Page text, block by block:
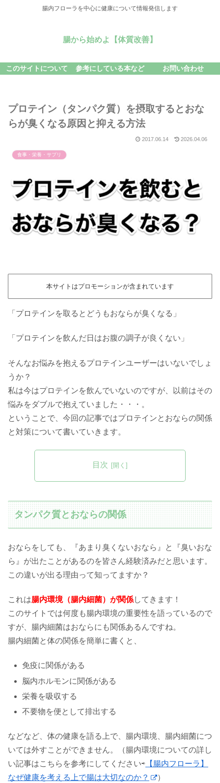
腸内フローラを中心に健康について情報発信します
腸から始めよ【体質改善】
このサイトについて 参考にしている本など お問い合わせ
プロテイン（タンパク質）を摂取するとおな
らが臭くなる原因と抑える方法
2017.06.14 2026.04.06
食事・栄養・サプリ
本サイトはプロモーションが含まれています
「プロテインを取るとどうもおならが臭くなる」
「プロテインを飲んだ日はお腹の調子が良くない」
そんなお悩みを抱えるプロテインユーザーはいないでしょ
うか？
私は今はプロテインを飲んでいないのですが、以前はその
悩みをダブルで抱えていました・・・。
ということで、今回の記事ではプロテインとおならの関係
と対策について書いていきます。
目次
タンパク質とおならの関係
おならをしても、『あまり臭くないおなら』と『臭いおな
ら』が出たことがあるのを皆さん経験済みだと思います。
この違いが出る理由って知ってますか？
これは腸内環境（腸内細菌）が関係してきます！
このサイトでは何度も腸内環境の重要性を語っているので
すが、腸内細菌はおならにも関係あるんですね。
腸内細菌と体の関係を簡単に書くと、
免疫に関係がある
脳内ホルモンに関係がある
栄養を吸収する
不要物を便として排出する
などなど、体の健康を語る上で、腸内環境、腸内細菌につ
いては外すことができません。（腸内環境についての詳し
い記事はこちらを参考にしてください⇨ 【腸内フローラ】
なぜ健康を考える上で腸は大切なのか？
）